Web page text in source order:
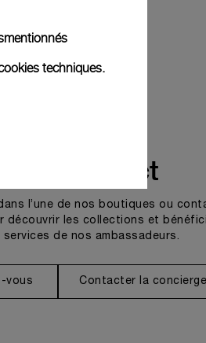
contact
l’une de nos boutiques ou
découvrir les collections et
de nos ambassadeurs.
vous Contacter la
techniques.